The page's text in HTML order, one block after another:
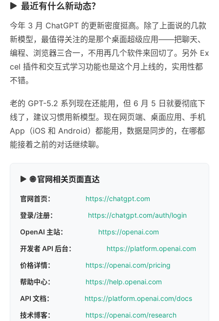
最近有什么新动态？
今年 3 月 ChatGPT 的更新密度挺高。除了上面说的几款
新模型，最值得关注的是那个桌面超级应用——把聊天、
编程、浏览器三合一，不用再几个软件来回切了。另外 Ex
cel 插件和交互式学习功能也是这个月上线的，实用性都
不错。
老的 GPT-5.2 系列现在还能用，但 6 月 5 日就要彻底下
线了，建议习惯用新模型。现在网页端、桌面应用、手机
App（iOS 和 Android）都能用，数据是同步的，在哪都
能接着之前的对话继续聊。
🌐 官网相关页面直达
官网首页：
https://chatgpt.com
登录/注册：
https://chatgpt.com/auth/login
OpenAI 主站：
https://openai.com
开发者 API 后台：
https://platform.openai.com
价格详情：
https://openai.com/pricing
帮助中心：
https://help.openai.com
API 文档：
https://platform.openai.com/docs
技术博客：
https://openai.com/research